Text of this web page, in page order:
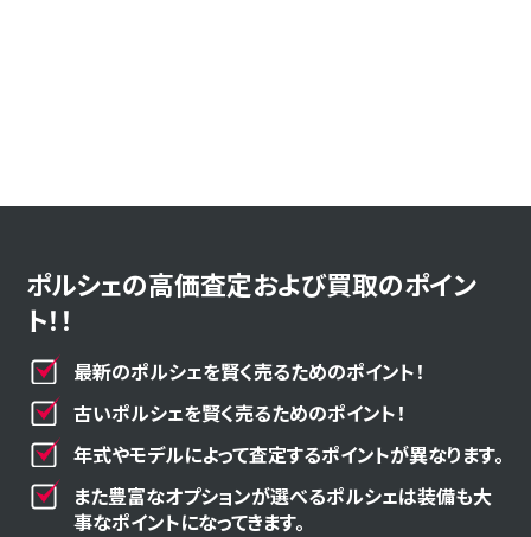
ポルシェの高価査定および買取のポイン
ト！！
最新のポルシェを賢く売るためのポイント！
古いポルシェを賢く売るためのポイント！
年式やモデルによって査定するポイントが異なります。
また豊富なオプションが選べるポルシェは装備も大
事なポイントになってきます。